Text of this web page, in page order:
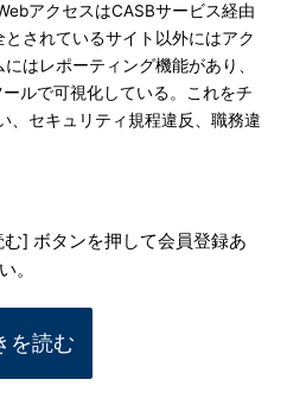
アクセスはCASBサービス経由
されているサイト以外にはアク
はレポーティング機能があり、
ルで可視化している。これをチ
、セキュリティ規程違反、職務違
] ボタンを押して会員登録あ
。
を読む